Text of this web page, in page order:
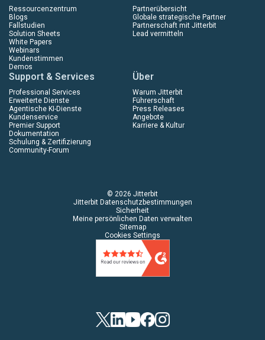
Ressourcenzentrum
Blogs
Fallstudien
Solution Sheets
White Papers
Webinars
Kundenstimmen
Demos
Partnerübersicht
Globale strategische Partner
Partnerschaft mit Jitterbit
Lead vermitteln
Support & Services
Professional Services
Erweiterte Dienste
Agentische KI-Dienste
Kundenservice
Premier Support
Dokumentation
Schulung & Zertifizierung
Community-Forum
Über
Warum Jitterbit
Führerschaft
Press Releases
Angebote
Karriere & Kultur
© 2026 Jitterbit
Jitterbit Datenschutzbestimmungen
Sicherheit
Meine persönlichen Daten verwalten
Sitemap
Cookies Settings
TwitterLinkedIn
YouTubeFacebook
Instagram